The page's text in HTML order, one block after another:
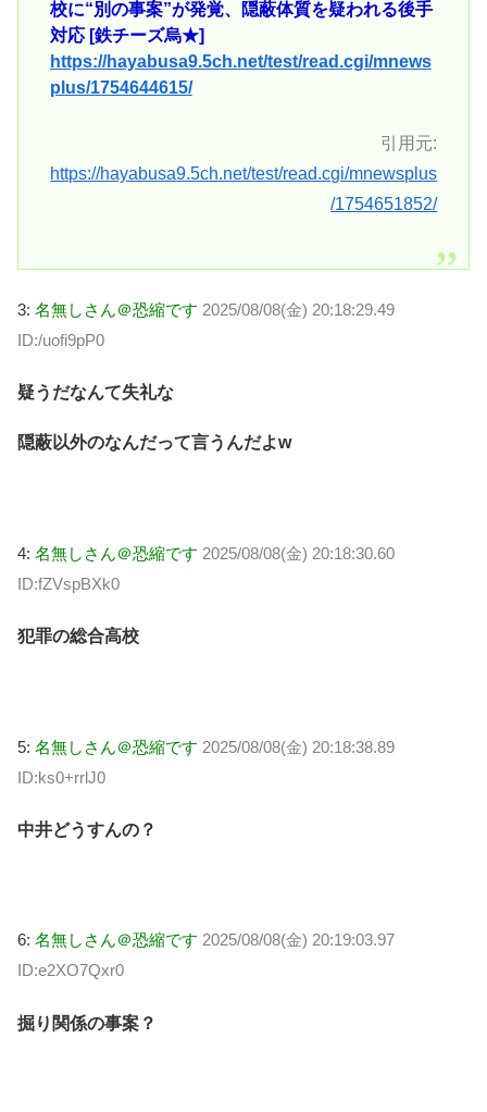
校に“別の事案”が発覚、隠蔽体質を疑われる後手
対応 [鉄チーズ烏★]
https://hayabusa9.5ch.net/test/read.cgi/mnews
plus/1754644615/
引用元:
https://hayabusa9.5ch.net/test/read.cgi/mnewsplus
/1754651852/
3: 名無しさん＠恐縮です 2025/08/08(金) 20:18:29.49
ID:/uofi9pP0
疑うだなんて失礼な
隠蔽以外のなんだって言うんだよw
4: 名無しさん＠恐縮です 2025/08/08(金) 20:18:30.60
ID:fZVspBXk0
犯罪の総合高校
5: 名無しさん＠恐縮です 2025/08/08(金) 20:18:38.89
ID:ks0+rrlJ0
中井どうすんの？
6: 名無しさん＠恐縮です 2025/08/08(金) 20:19:03.97
ID:e2XO7Qxr0
掘り関係の事案？